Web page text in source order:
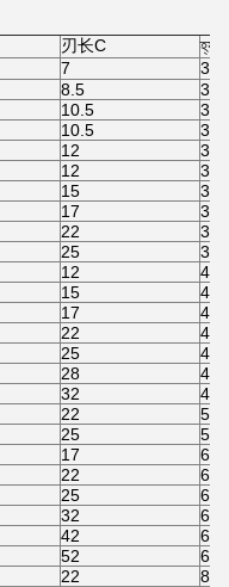
刃长C
7
8.5
10.5
10.5
12
12
15
17
22
25
12
4
15
4
17
4
22
4
25
4
28
4
32
4
22
5
25
5
17
6
22
6
25
6
32
6
42
6
52
6
22
8